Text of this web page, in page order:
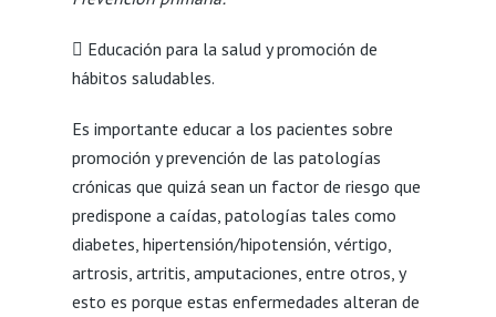
 Educación para la salud y promoción de
hábitos saludables.
Es importante educar a los pacientes sobre
promoción y prevención de las patologías
crónicas que quizá sean un factor de riesgo que
predispone a caídas, patologías tales como
diabetes, hipertensión/hipotensión, vértigo,
artrosis, artritis, amputaciones, entre otros, y
esto es porque estas enfermedades alteran de